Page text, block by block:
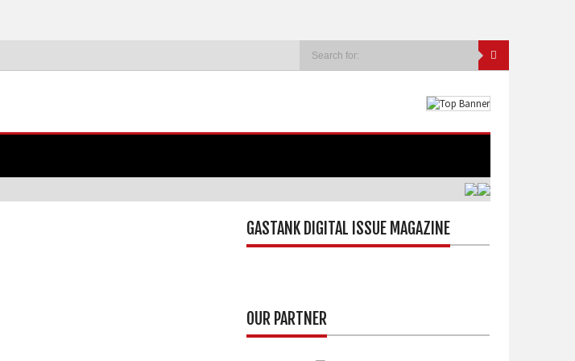
GASTANK DIGITAL ISSUE MAGAZINE
OUR PARTNER